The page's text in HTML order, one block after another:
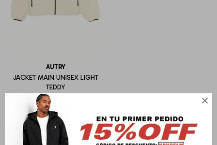

AUTRY
JACKET MAIN UNISEX LIGHT
TEDDY
U$S